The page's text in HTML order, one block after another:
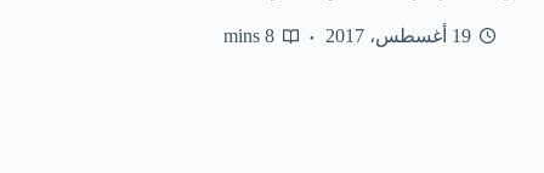
19 أغسطس، 2017 8 mins